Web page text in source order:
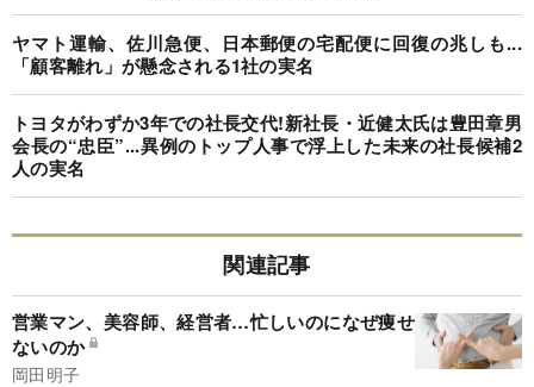
ヤマト運輸、佐川急便、日本郵便の宅配便に回復の兆しも...
「顧客離れ」が懸念される1社の実名
トヨタがわずか3年での社長交代!新社長・近健太氏は豊田章男
会長の“忠臣”...異例のトップ人事で浮上した未来の社長候補2
人の実名
関連記事
営業マン、美容師、経営者…忙しいのになぜ痩せ
ないのか
岡田明子